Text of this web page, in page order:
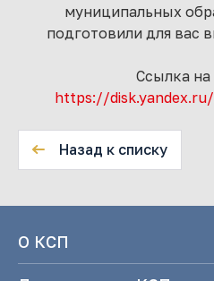
муниципальных
подготовили для вас
Ссылка на
https://disk.yandex.ru/
Назад к списку
О КСП